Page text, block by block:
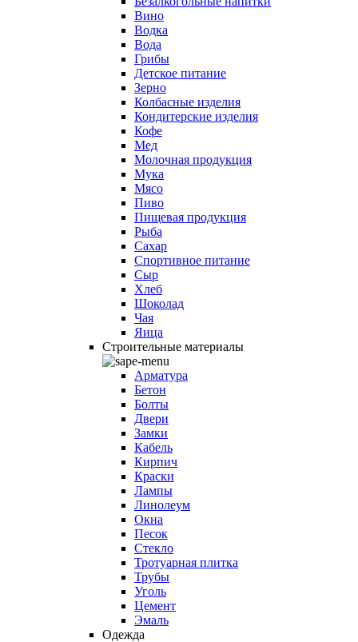
Вино
Водка
Вода
Грибы
Детское питание
Зерно
Колбасные изделия
Кондитерские изделия
Кофе
Мед
Молочная продукция
Мука
Мясо
Пиво
Пищевая продукция
Рыба
Сахар
Спортивное питание
Сыр
Хлеб
Шоколад
Чая
Яица
Строительные материалы
Арматура
Бетон
Болты
Двери
Замки
Кабель
Кирпич
Краски
Лампы
Линолеум
Окна
Песок
Стекло
Тротуарная плитка
Трубы
Уголь
Цемент
Эмаль
Одежда